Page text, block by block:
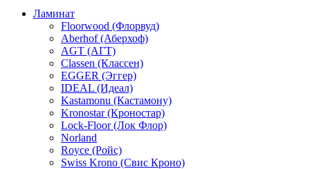
Ламинат
Floorwood (Флорвуд)
Aberhof (Аберхоф)
AGT (АГТ)
Classen (Классен)
EGGER (Эггер)
IDEAL (Идеал)
Kastamonu (Кастамону)
Kronostar (Кроностар)
Lock-Floor (Лок Флор)
Norland
Royce (Ройс)
Swiss Krono (Свис Кроно)